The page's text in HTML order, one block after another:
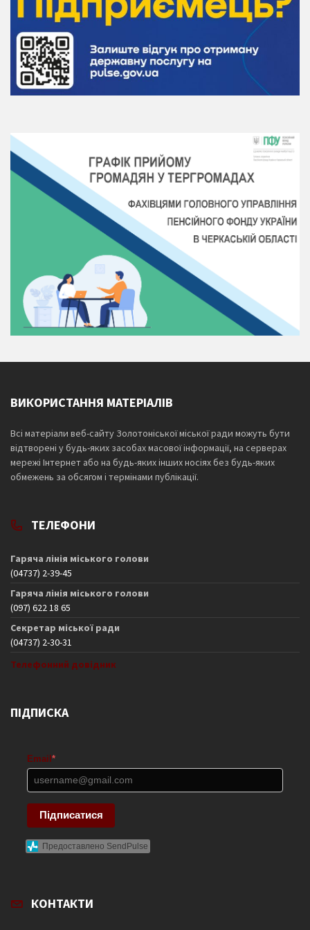
ВИКОРИСТАННЯ МАТЕРІАЛІВ
Всі матеріали веб-сайту Золотоніської міської ради можуть бути
відтворені у будь-яких засобах масової інформації, на серверах
мережі Інтернет або на будь-яких інших носіях без будь-яких
обмежень за обсягом і термінами публікації.
ТЕЛЕФОНИ
Гаряча лінія міського голови
(04737) 2-39-45
Гаряча лінія міського голови
(097) 622 18 65
Секретар міської ради
(04737) 2-30-31
Телефонний довідник
ПІДПИСКА
Email *
Підписатися
Предоставлено SendPulse
КОНТАКТИ